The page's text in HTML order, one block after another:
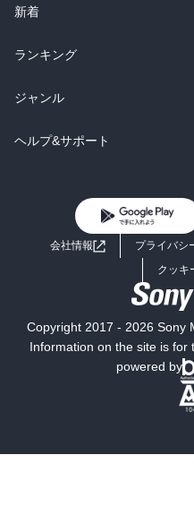
ラノベ
雑誌・グラビア
BL・TL
総合
ラノベ
雑誌・グラビア
BL・TL
新着
総合
ラノベ
雑誌・グラビア
ランキング
総合
ラノベ
ジャンル
コミック
ライトノベル
ミステリー
ヘルプ&サポート
よくあるご質問
会社情報 プライバシ
クッキ
Copyright 2017 - 2026 Sony
Information on the site is for
powered by